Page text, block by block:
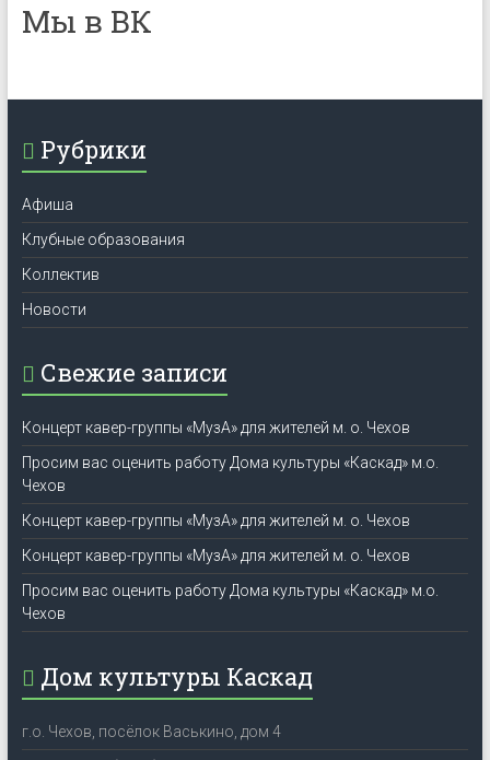
Мы в ВК
Рубрики
Афиша
Клубные образования
Коллектив
Новости
Свежие записи
Концерт кавер-группы «МузА» для жителей м. о. Чехов
Просим вас оценить работу Дома культуры «Каскад» м.о.
Чехов
Концерт кавер-группы «МузА» для жителей м. о. Чехов
Концерт кавер-группы «МузА» для жителей м. о. Чехов
Просим вас оценить работу Дома культуры «Каскад» м.о.
Чехов
Дом культуры Каскад
г.о. Чехов, посёлок Васькино, дом 4